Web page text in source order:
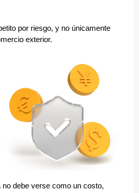
por riesgo, y no únicamente
exterior.
no debe verse como un costo,